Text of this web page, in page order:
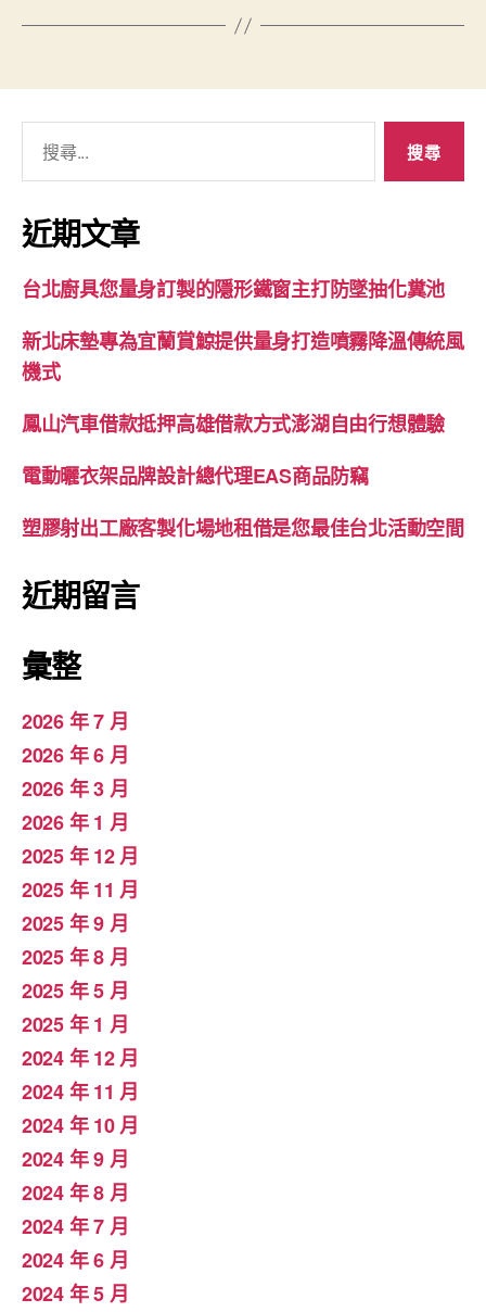
關
鍵
字:
近期文章
台北廚具您量身訂製的隱形鐵窗主打防墜抽化糞池
新北床墊專為宜蘭賞鯨提供量身打造噴霧降溫傳統風
機式
鳳山汽車借款抵押高雄借款方式澎湖自由行想體驗
電動曬衣架品牌設計總代理EAS商品防竊
塑膠射出工廠客製化場地租借是您最佳台北活動空間
近期留言
彙整
2026 年 7 月
2026 年 6 月
2026 年 3 月
2026 年 1 月
2025 年 12 月
2025 年 11 月
2025 年 9 月
2025 年 8 月
2025 年 5 月
2025 年 1 月
2024 年 12 月
2024 年 11 月
2024 年 10 月
2024 年 9 月
2024 年 8 月
2024 年 7 月
2024 年 6 月
2024 年 5 月